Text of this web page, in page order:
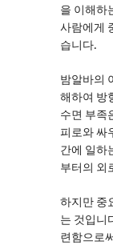
을 이해하
사람에게
습니다.
밤알바의
해하여 방
수면 부족
피로와 싸
간에 일하
부터의 외
하지만 중
는 것입니
련함으로